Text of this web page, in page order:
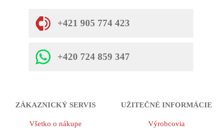
+421 905 774 423
+420 724 859 347
ZÁKAZNICKÝ SERVIS
Všetko o nákupe
UŽITEČNÉ INFORMÁCIE
Výrobcovia